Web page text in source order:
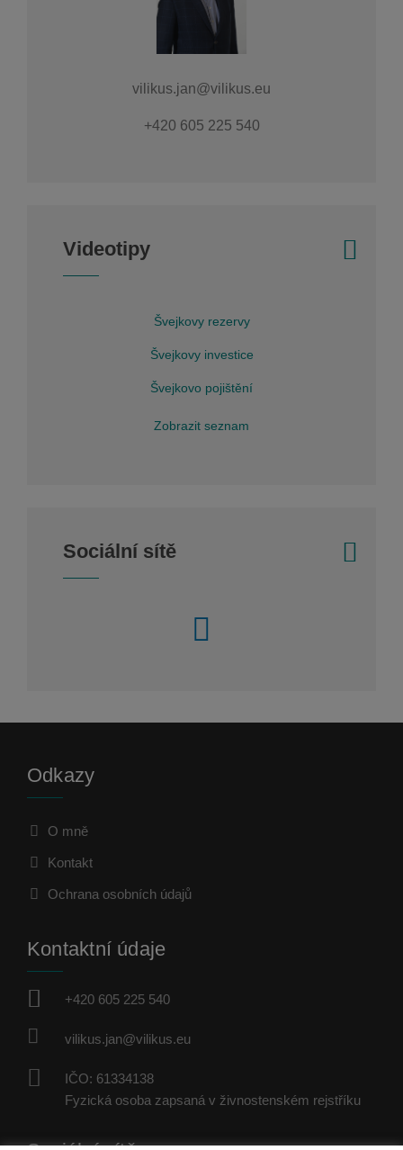
vilikus.jan@vilikus.eu
+420 605 225 540
Videotipy
Švejkovy rezervy
Švejkovy investice
Švejkovo pojištění
Zobrazit seznam
Sociální sítě
Odkazy
O mně
Kontakt
Ochrana osobních údajů
Kontaktní údaje
+420 605 225 540
vilikus.jan@vilikus.eu
IČO: 61334138
Fyzická osoba zapsaná v živnostenském rejstříku